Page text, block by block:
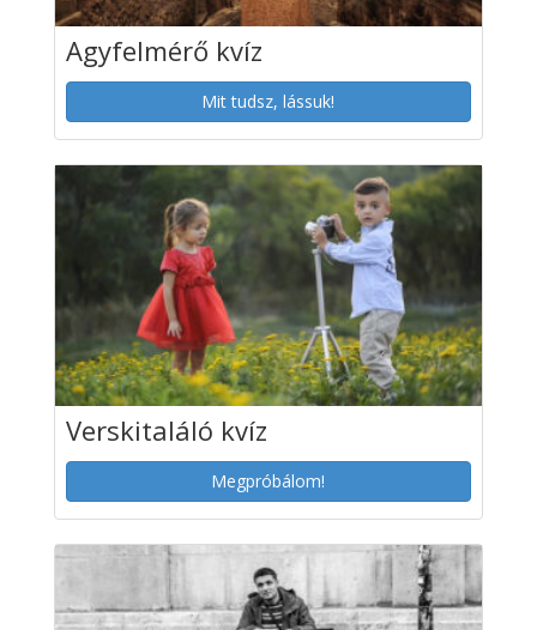
Agyfelmérő kvíz
Mit tudsz, lássuk!
Verskitaláló kvíz
Megpróbálom!